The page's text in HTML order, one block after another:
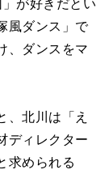
風ダンス」で
、ダンスをマ
北川は「え
ディレクター
求められる